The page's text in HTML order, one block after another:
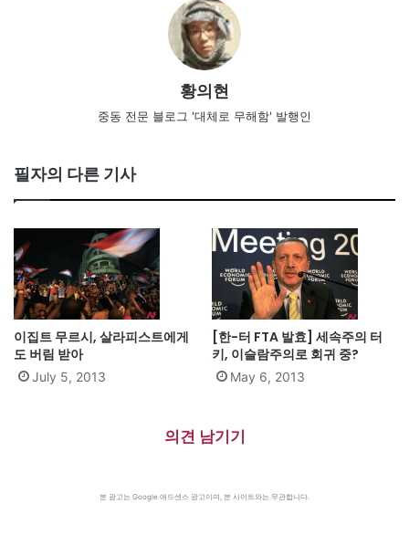
황의현
중동 전문 블로그 '대체로 무해함' 발행인
필자의 다른 기사
이집트 무르시, 살라피스트에게
도 버림 받아
July 5, 2013
[한-터 FTA 발효] 세속주의 터
키, 이슬람주의로 회귀 중?
May 6, 2013
의견 남기기
본 광고는 Google 애드센스 광고이며, 본 사이트와는 무관합니다.